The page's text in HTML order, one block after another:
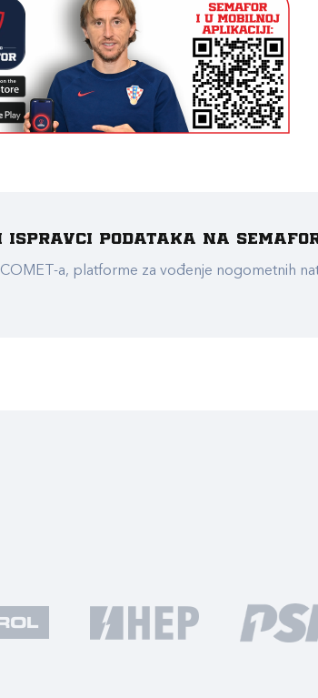
podataka na
a, platforme za vođenje nogometnih